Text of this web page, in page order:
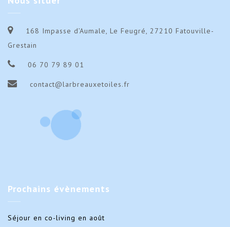
168 Impasse d’Aumale, Le Feugré, 27210 Fatouville-
Grestain
06 70 79 89 01
contact@larbreauxetoiles.fr
Prochains évènements
Séjour en co-living en août